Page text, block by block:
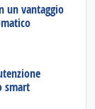
un vantaggio
smart